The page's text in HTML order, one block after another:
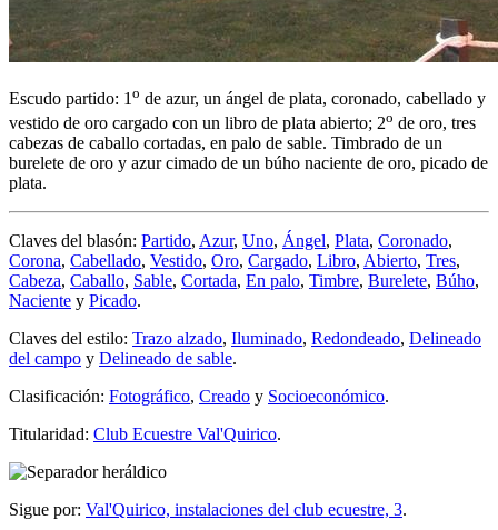
Escudo partido: 1 o de azur, un ángel de plata, coronado, cabellado y
vestido de oro cargado con un libro de plata abierto; 2o de oro, tres
cabezas de caballo cortadas, en palo de sable. Timbrado de un
burelete de oro y azur cimado de un búho naciente de oro, picado de
plata.
Claves del blasón: Partido, Azur, Uno, Ángel, Plata, Coronado,
Corona, Cabellado, Vestido, Oro, Cargado, Libro, Abierto, Tres,
Cabeza, Caballo, Sable, Cortada, En palo, Timbre, Burelete, Búho,
Naciente y Picado.
Claves del estilo: Trazo alzado, Iluminado, Redondeado, Delineado
del campo y Delineado de sable.
Clasificación: Fotográfico, Creado y Socioeconómico.
Titularidad: Club Ecuestre Val'Quirico.
Sigue por: Val'Quirico, instalaciones del club ecuestre, 3.